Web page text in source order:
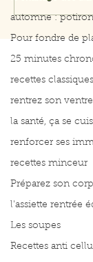
automne :
Pour fondre de
25 minutes
recettes
rentrez son
la santé, ça se
renforcer ses
recettes minceur
Préparez son
l'assiette rentrée
Les soupes
Recettes anti